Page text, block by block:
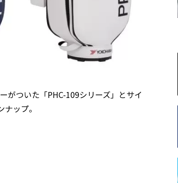
がついた「PHC-109シリーズ」とサイ
ップ。